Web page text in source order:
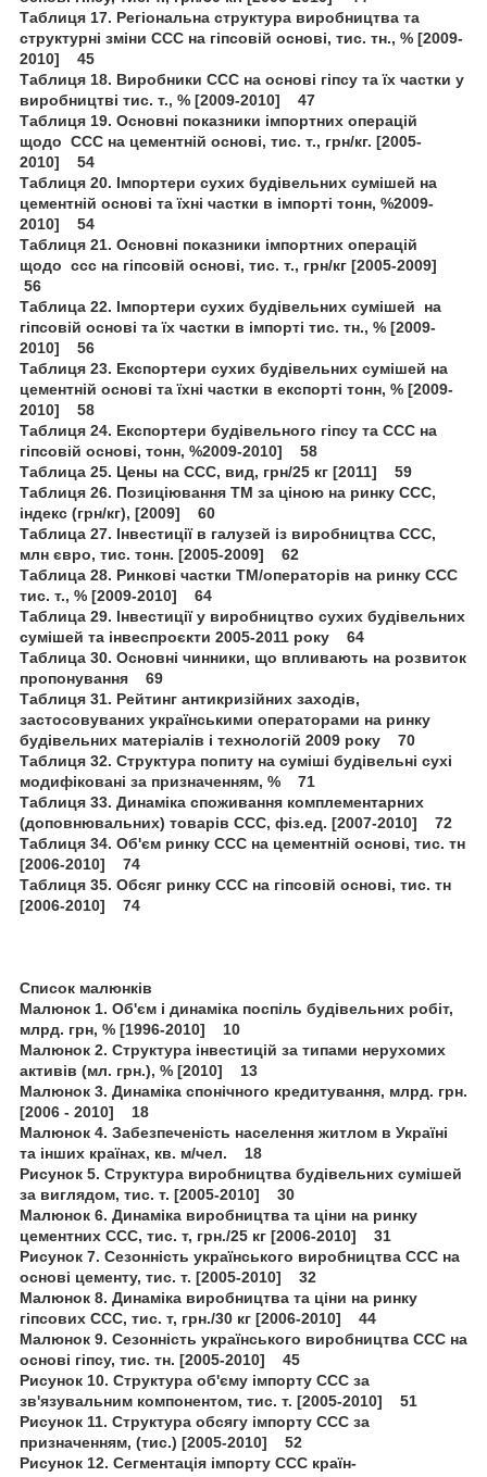
Таблиця 17. Регіональна структура виробництва та
структурні зміни ССС на гіпсовій основі, тис. тн., % [2009-
2010] 45
Таблиця 18. Виробники ССС на основі гіпсу та їх частки у
виробництві тис. т., % [2009-2010] 47
Таблиця 19. Основні показники імпортних операцій
щодо ССС на цементній основі, тис. т., грн/кг. [2005-
2010] 54
Таблиця 20. Імпортери сухих будівельних сумішей на
цементній основі та їхні частки в імпорті тонн, %2009-
2010] 54
Таблиця 21. Основні показники імпортних операцій
щодо ccc на гіпсовій основі, тис. т., грн/кг [2005-2009]
56
Таблица 22. Імпортери сухих будівельних сумішей на
гіпсовій основі та їх частки в імпорті тис. тн., % [2009-
2010] 56
Таблиця 23. Експортери сухих будівельних сумішей на
цементній основі та їхні частки в експорті тонн, % [2009-
2010] 58
Таблиця 24. Експортери будівельного гіпсу та ССС на
гіпсовій основі, тонн, %2009-2010] 58
Таблица 25. Цены на ССС, вид, грн/25 кг [2011] 59
Таблиця 26. Позиціювання ТМ за ціною на ринку ССС,
індекс (грн/кг), [2009] 60
Таблица 27. Інвестиції в галузей із виробництва ССС,
млн євро, тис. тонн. [2005-2009] 62
Таблица 28. Ринкові частки ТМ/операторів на ринку ССС
тис. т., % [2009-2010] 64
Таблица 29. Інвестиції у виробництво сухих будівельних
сумішей та інвеспроєкти 2005-2011 року 64
Таблица 30. Основні чинники, що впливають на розвиток
пропонування 69
Таблиця 31. Рейтинг антикризійних заходів,
застосовуваних українськими операторами на ринку
будівельних матеріалів і технологій 2009 року 70
Таблиця 32. Структура попиту на суміші будівельні сухі
модифіковані за призначенням, % 71
Таблиця 33. Динаміка споживання комплементарних
(доповнювальних) товарів ССС, фіз.ед. [2007-2010] 72
Таблиця 34. Об'єм ринку ССС на цементній основі, тис. тн
[2006-2010] 74
Таблиця 35. Обсяг ринку ССС на гіпсовій основі, тис. тн
[2006-2010] 74
Список малюнків
Малюнок 1. Об'єм і динаміка поспіль будівельних робіт,
млрд. грн, % [1996-2010] 10
Малюнок 2. Структура інвестицій за типами нерухомих
активів (мл. грн.), % [2010] 13
Малюнок 3. Динаміка спонічного кредитування, млрд. грн.
[2006 - 2010] 18
Малюнок 4. Забезпеченість населення житлом в Україні
та інших країнах, кв. м/чел. 18
Рисунок 5. Структура виробництва будівельних сумішей
за виглядом, тис. т. [2005-2010] 30
Малюнок 6. Динаміка виробництва та ціни на ринку
цементних ССС, тис. т, грн./25 кг [2006-2010] 31
Рисунок 7. Сезонність українського виробництва ССС на
основі цементу, тис. т. [2005-2010] 32
Малюнок 8. Динаміка виробництва та ціни на ринку
гіпсових ССС, тис. т, грн./30 кг [2006-2010] 44
Малюнок 9. Сезонність українського виробництва ССС на
основі гіпсу, тис. тн. [2005-2010] 45
Рисунок 10. Структура об'єму імпорту CCC за
зв'язувальним компонентом, тис. т. [2005-2010] 51
Рисунок 11. Структура обсягу імпорту ССС за
призначенням, (тис.) [2005-2010] 52
Рисунок 12. Сегментація імпорту ССС країн-